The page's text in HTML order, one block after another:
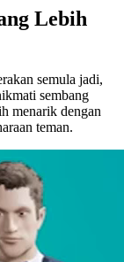
Lebih
semula jadi,
sembang
menarik dengan
teman.